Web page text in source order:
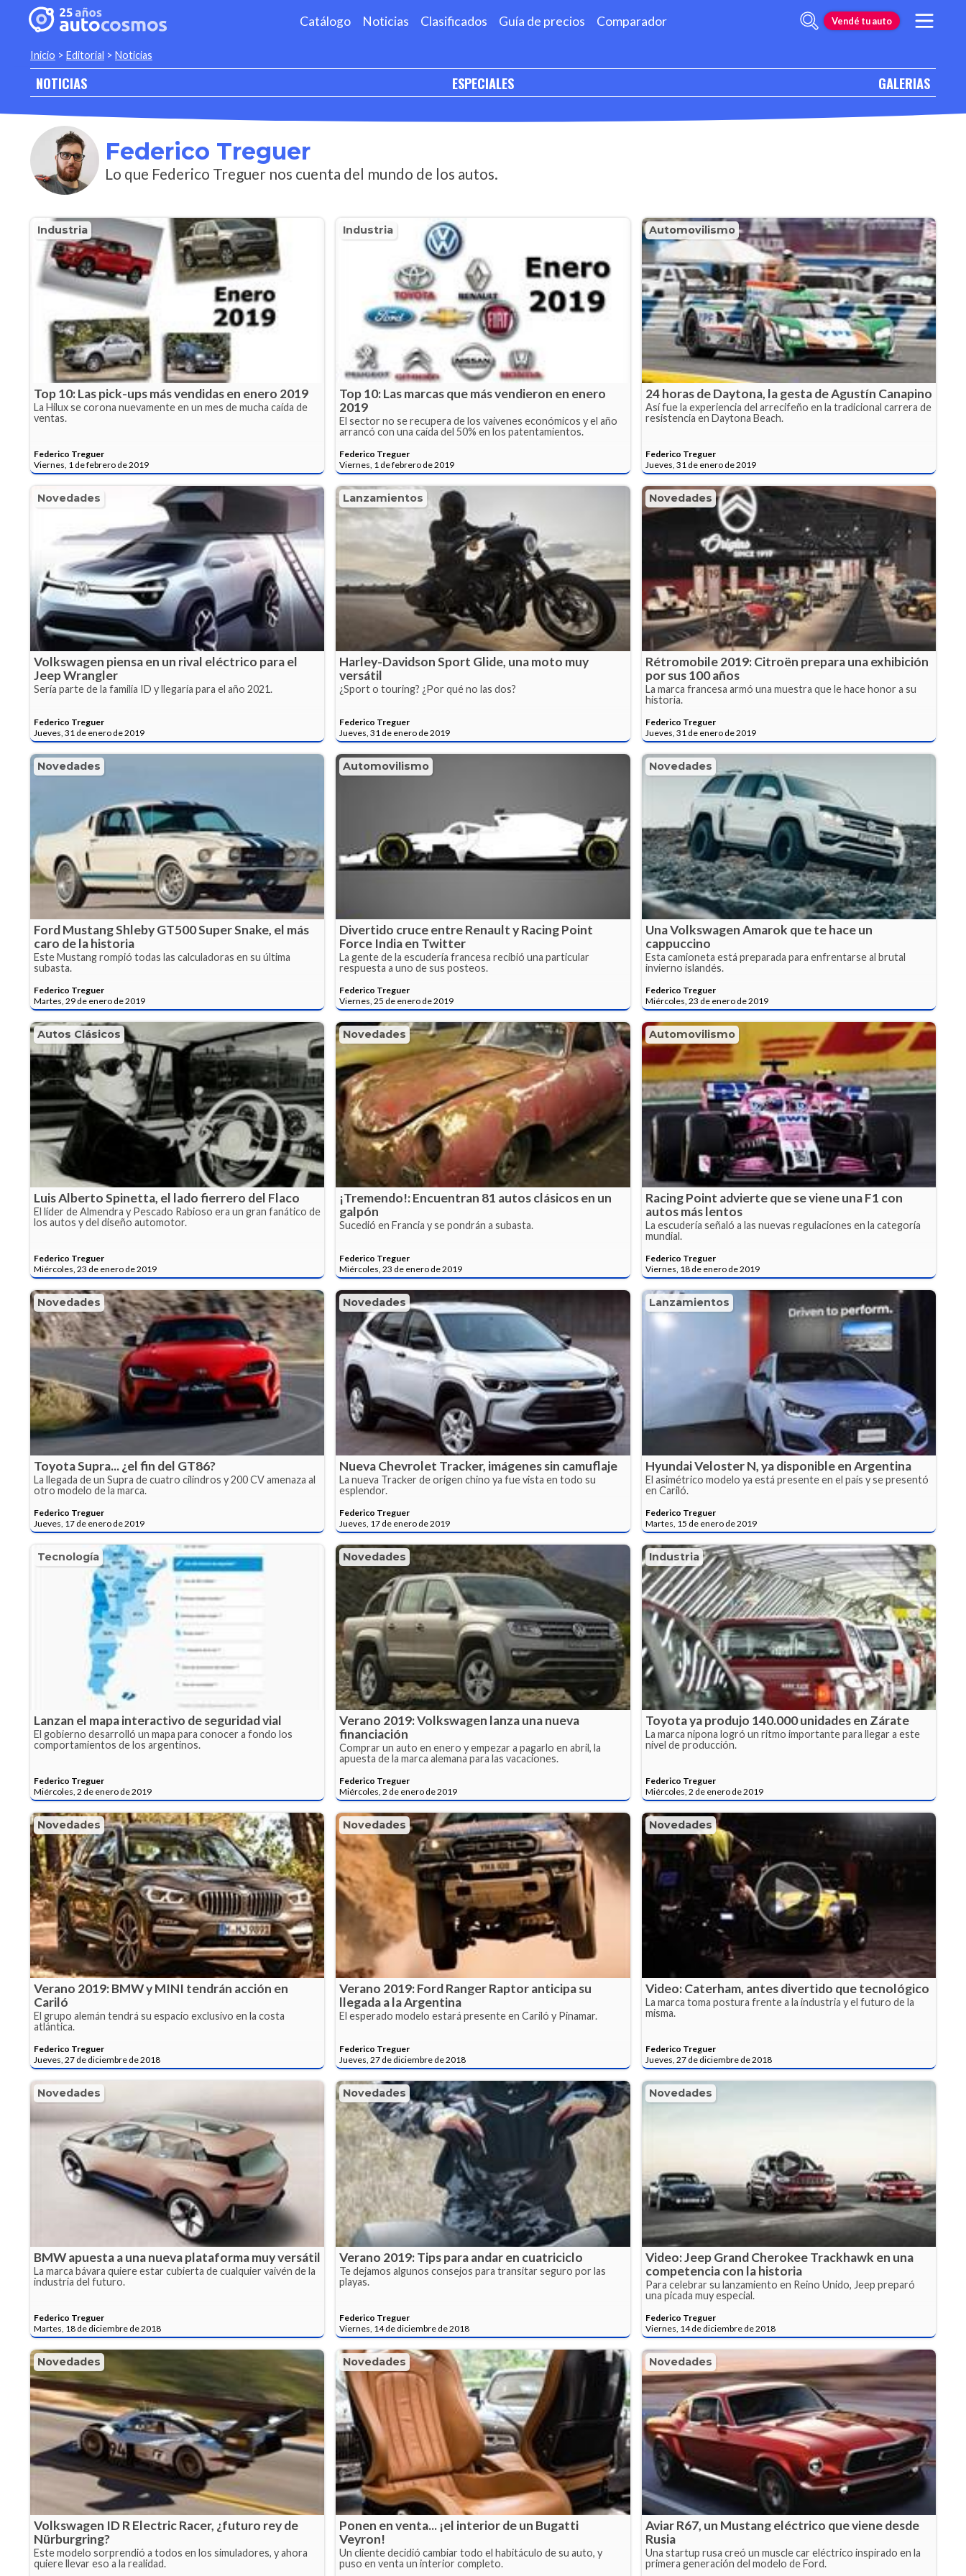
Catálogo Noticias Clasificados Guía de precios Comparador Vendé tu auto
Inicio > Editorial > Noticias
NOTICIAS ESPECIALES GALERIAS
Federico Treguer
Lo que Federico Treguer nos cuenta del mundo de los autos.
Industria
Top 10: Las pick-ups más vendidas en enero 2019
La Hilux se corona nuevamente en un mes de mucha caída de
ventas.
Federico Treguer
Viernes, 1 de febrero de 2019
Industria
Top 10: Las marcas que más vendieron en enero
2019
El sector no se recupera de los vaivenes económicos y el año
arrancó con una caída del 50% en los patentamientos.
Federico Treguer
Viernes, 1 de febrero de 2019
Automovilismo
24 horas de Daytona, la gesta de Agustín Canapino
Así fue la experiencia del arrecifeño en la tradicional carrera de
resistencia en Daytona Beach.
Federico Treguer
Jueves, 31 de enero de 2019
Novedades
Volkswagen piensa en un rival eléctrico para el
Jeep Wrangler
Sería parte de la familia ID y llegaría para el año 2021.
Federico Treguer
Jueves, 31 de enero de 2019
Lanzamientos
Harley-Davidson Sport Glide, una moto muy
versátil
¿Sport o touring? ¿Por qué no las dos?
Federico Treguer
Jueves, 31 de enero de 2019
Novedades
Rétromobile 2019: Citroën prepara una exhibición
por sus 100 años
La marca francesa armó una muestra que le hace honor a su
historia.
Federico Treguer
Jueves, 31 de enero de 2019
Novedades
Ford Mustang Shleby GT500 Super Snake, el más
caro de la historia
Este Mustang rompió todas las calculadoras en su última
subasta.
Federico Treguer
Martes, 29 de enero de 2019
Automovilismo
Divertido cruce entre Renault y Racing Point
Force India en Twitter
La gente de la escudería francesa recibió una particular
respuesta a uno de sus posteos.
Federico Treguer
Viernes, 25 de enero de 2019
Novedades
Una Volkswagen Amarok que te hace un
cappuccino
Esta camioneta está preparada para enfrentarse al brutal
invierno islandés.
Federico Treguer
Miércoles, 23 de enero de 2019
Autos Clásicos
Luis Alberto Spinetta, el lado fierrero del Flaco
El líder de Almendra y Pescado Rabioso era un gran fanático de
los autos y del diseño automotor.
Federico Treguer
Miércoles, 23 de enero de 2019
Novedades
¡Tremendo!: Encuentran 81 autos clásicos en un
galpón
Sucedió en Francia y se pondrán a subasta.
Federico Treguer
Miércoles, 23 de enero de 2019
Automovilismo
Racing Point advierte que se viene una F1 con
autos más lentos
La escudería señaló a las nuevas regulaciones en la categoría
mundial.
Federico Treguer
Viernes, 18 de enero de 2019
Novedades
Toyota Supra... ¿el fin del GT86?
La llegada de un Supra de cuatro cilindros y 200 CV amenaza al
otro modelo de la marca.
Federico Treguer
Jueves, 17 de enero de 2019
Novedades
Nueva Chevrolet Tracker, imágenes sin camuflaje
La nueva Tracker de origen chino ya fue vista en todo su
esplendor.
Federico Treguer
Jueves, 17 de enero de 2019
Lanzamientos
Hyundai Veloster N, ya disponible en Argentina
El asimétrico modelo ya está presente en el país y se presentó
en Cariló.
Federico Treguer
Martes, 15 de enero de 2019
Tecnología
Lanzan el mapa interactivo de seguridad vial
El gobierno desarrolló un mapa para conocer a fondo los
comportamientos de los argentinos.
Federico Treguer
Miércoles, 2 de enero de 2019
Novedades
Verano 2019: Volkswagen lanza una nueva
financiación
Comprar un auto en enero y empezar a pagarlo en abril, la
apuesta de la marca alemana para las vacaciones.
Federico Treguer
Miércoles, 2 de enero de 2019
Industria
Toyota ya produjo 140.000 unidades en Zárate
La marca nipona logró un ritmo importante para llegar a este
nivel de producción.
Federico Treguer
Miércoles, 2 de enero de 2019
Novedades
Verano 2019: BMW y MINI tendrán acción en
Cariló
El grupo alemán tendrá su espacio exclusivo en la costa
atlántica.
Federico Treguer
Jueves, 27 de diciembre de 2018
Novedades
Verano 2019: Ford Ranger Raptor anticipa su
llegada a la Argentina
El esperado modelo estará presente en Cariló y Pinamar.
Federico Treguer
Jueves, 27 de diciembre de 2018
Novedades
Video: Caterham, antes divertido que tecnológico
La marca toma postura frente a la industria y el futuro de la
misma.
Federico Treguer
Jueves, 27 de diciembre de 2018
Novedades
BMW apuesta a una nueva plataforma muy versátil
La marca bávara quiere estar cubierta de cualquier vaivén de la
industria del futuro.
Federico Treguer
Martes, 18 de diciembre de 2018
Novedades
Verano 2019: Tips para andar en cuatriciclo
Te dejamos algunos consejos para transitar seguro por las
playas.
Federico Treguer
Viernes, 14 de diciembre de 2018
Novedades
Video: Jeep Grand Cherokee Trackhawk en una
competencia con la historia
Para celebrar su lanzamiento en Reino Unido, Jeep preparó
una picada muy especial.
Federico Treguer
Viernes, 14 de diciembre de 2018
Novedades
Volkswagen ID R Electric Racer, ¿futuro rey de
Nürburgring?
Este modelo sorprendió a todos en los simuladores, y ahora
quiere llevar eso a la realidad.
Novedades
Ponen en venta... ¡el interior de un Bugatti
Veyron!
Un cliente decidió cambiar todo el habitáculo de su auto, y
puso en venta un interior completo.
Novedades
Aviar R67, un Mustang eléctrico que viene desde
Rusia
Una startup rusa creó un muscle car eléctrico inspirado en la
primera generación del modelo de Ford.